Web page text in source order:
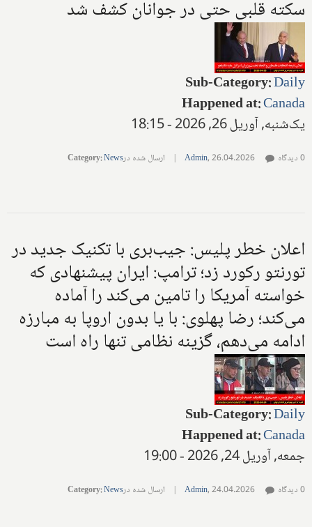
سکته قلبی حتی در جوانان کشف شد
Sub-Category:Daily
Happened at:Canada
یک‌شنبه, آوریل 26, 2026 - 18:15
Admin,26.04.2026
| ارسال شده در Category:News 0 دیدگاه
اعلان خطر پلیس: جیب‌بری با تکنیک جدید در
تورنتو رکورد زد؛ ترامپ: ایران پیشنهادی که
خواسته آمریکا را تامین می‌کند را آماده
می‌کند؛ رضا پهلوی: با یا بدون اروپا به مبارزه
ادامه می‌دهم، گزینه نظامی تنها راه است
Sub-Category:Daily
Happened at:Canada
جمعه, آوریل 24, 2026 - 19:00
Admin,24.04.2026
| ارسال شده در Category:News 0 دیدگاه